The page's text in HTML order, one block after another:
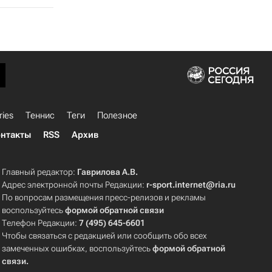
Теннис Теги
Полезное
RSS Архив
Главный редактор: Гаврилова А.В.
Адрес электронной почты Редакции: r-sport.internet@ria.ru
По вопросам размещения пресс-релизов и рекламы
воспользуйтесьформой обратной связи
Телефон Редакции:7 (495) 645-6601
Чтобы связаться с редакцией или сообщить обо всех
замеченных ошибках, воспользуйтесьформой обратной
связи.